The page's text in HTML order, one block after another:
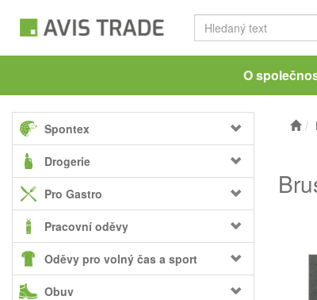
O
Spontex
Drogerie
Pro Gastro
Pracovní oděvy
Oděvy pro volný čas a sport
Obuv